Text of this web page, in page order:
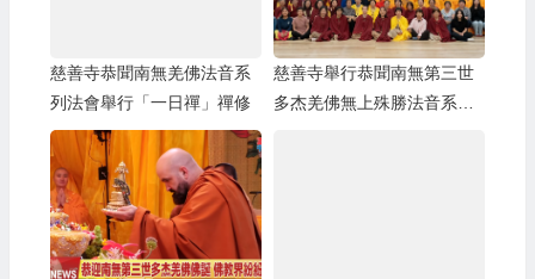
慈善寺恭聞南無羌佛法音系
列法會舉行「一日禪」禪修
慈善寺舉行恭聞南無第三世
多杰羌佛無上殊勝法音系列